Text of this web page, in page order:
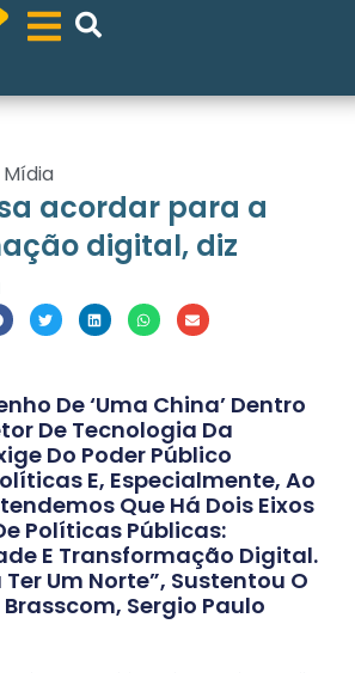
acordar para a
digital, diz
De ‘uma China’ Dentro
De Tecnologia Da
Do Poder Público
E, Especialmente, Ao
Que Há Dois Eixos
Políticas Públicas:
E Transformação Digital.
Um Norte”, Sustentou O
Sergio Paulo